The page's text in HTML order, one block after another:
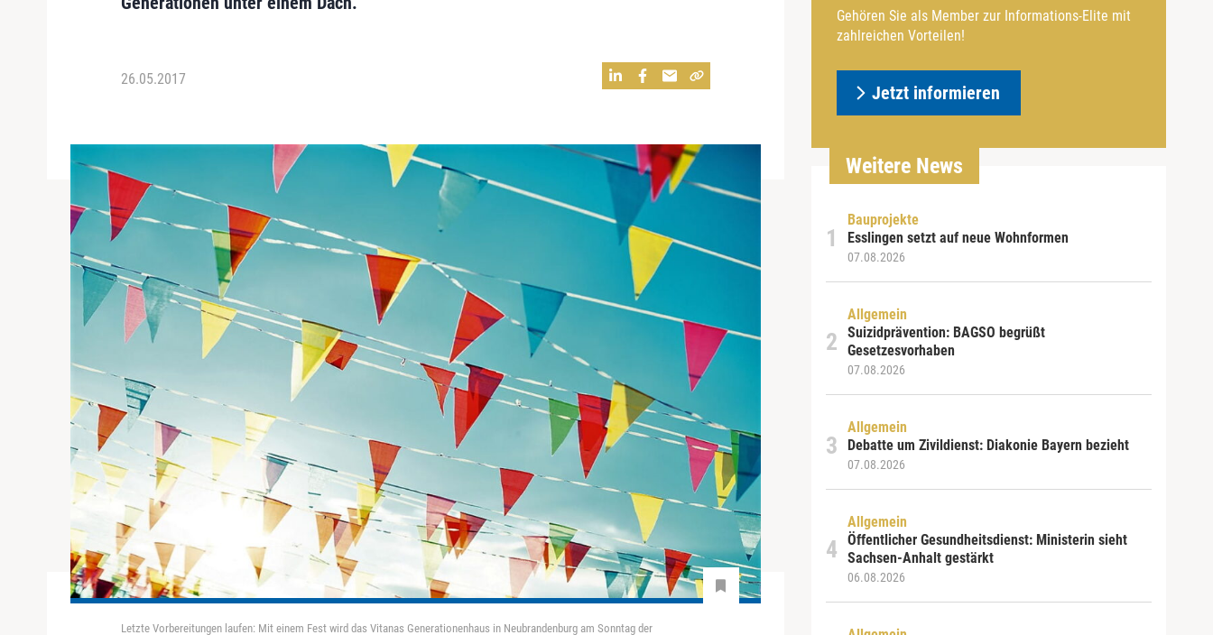
26.05.2017
Letzte Vorbereitungen laufen: Mit einem Fest wird das Vitanas Generationenhaus in Neubrandenburg am Sonntag der
Gehören Sie als Member zur Informations-Elite mit
zahlreichen Vorteilen!
Jetzt informieren
Weitere News
Bauprojekte
Esslingen setzt auf neue Wohnformen
07.08.2026
Allgemein
Suizidprävention: BAGSO begrüßt
Gesetzesvorhaben
07.08.2026
Allgemein
Debatte um Zivildienst: Diakonie Bayern bezieht
07.08.2026
Allgemein
Öffentlicher Gesundheitsdienst: Ministerin sieht
Sachsen-Anhalt gestärkt
06.08.2026